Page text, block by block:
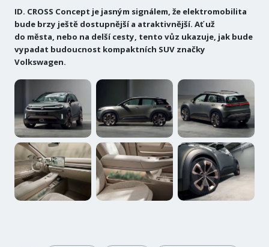
ID. CROSS Concept je jasným signálem, že elektromobilita
bude brzy ještě dostupnější a atraktivnější. Ať už
do města, nebo na delší cesty, tento vůz ukazuje, jak bude
vypadat budoucnost kompaktních SUV značky
Volkswagen.